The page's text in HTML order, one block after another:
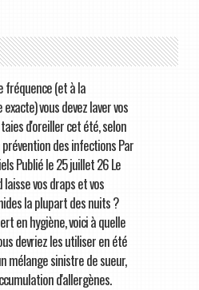
fréquence (et à la
vous devez laver vos
d'oreiller cet été, selon
des infections Par
Publié le 25 juillet 26 Le
vos draps et vos
la plupart des nuits ?
en hygiène, voici à quelle
devriez les utiliser en été
mélange sinistre de sueur,
d'allergènes.